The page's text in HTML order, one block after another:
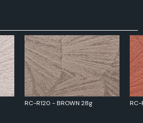
RC-R120 - BROWN 28g RC-